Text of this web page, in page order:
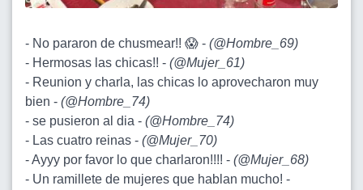
- No pararon de chusmear!! 😱 - (@Hombre_69)
- Hermosas las chicas!! - (@Mujer_61)
- Reunion y charla, las chicas lo aprovecharon muy
bien - (@Hombre_74)
- se pusieron al dia - (@Hombre_74)
- Las cuatro reinas - (@Mujer_70)
- Ayyy por favor lo que charlaron!!!! - (@Mujer_68)
- Un ramillete de mujeres que hablan mucho! -